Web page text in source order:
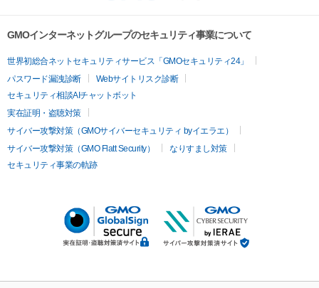
GMOインターネットグループのセキュリティ事業について
世界初総合ネットセキュリティサービス「GMOセキュリティ24」
パスワード漏洩診断
Webサイトリスク診断
セキュリティ相談AIチャットボット
実在証明・盗聴対策
サイバー攻撃対策（GMOサイバーセキュリティ byイエラエ）
サイバー攻撃対策（GMO Flatt Security）
なりすまし対策
セキュリティ事業の軌跡